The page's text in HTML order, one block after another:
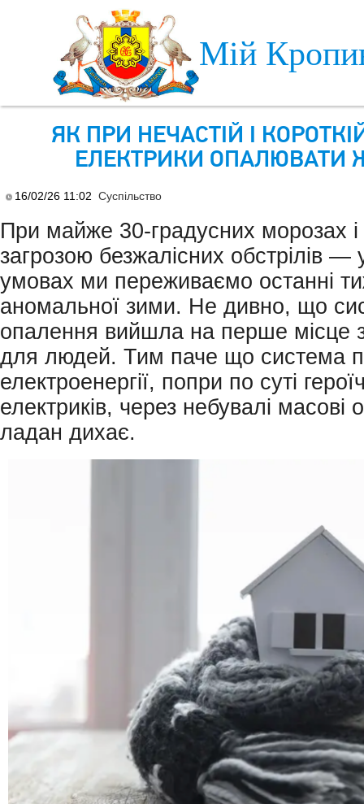
Мій
ЯК ПРИ НЕЧАСТІЙ І
ЕЛЕКТРИКИ ОПАЛЮВАТИ
16/02/26 11:02 Суспільство
При майже 30-градусних морозах і
загрозою безжалісних обстрілів —
умовах ми переживаємо останні
аномальної зими. Не дивно, що
опалення вийшла на перше місце
для людей. Тим паче що система
електроенергії, попри по суті
електриків, через небувалі масові
ладан дихає.